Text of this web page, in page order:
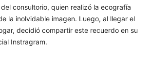
consultorio, quien realizó la ecografía
la inolvidable imagen. Luego, al llegar el
decidió compartir este recuerdo en su
Instragram.